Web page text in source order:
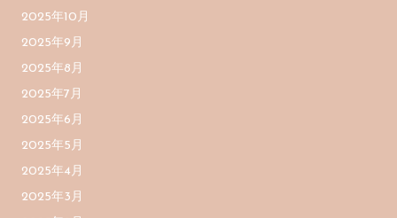
2025年10月
2025年9月
2025年8月
2025年7月
2025年6月
2025年5月
2025年4月
2025年3月